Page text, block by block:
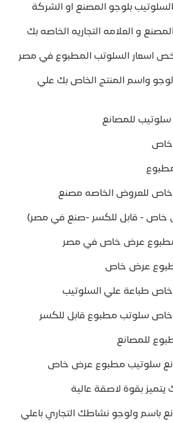
بلوجو المصنع او الشركة
و العلامه التجاريه الخاصه بك
اسعار السلوتب المطبوع في مصر
واسم المنتج الخاص بك علي
للمصانع
خاص
للعروض الخاصه مصنع
خاص - قابل للكسر -صنع في مصر)
مطبوع عرض خاص في مصر
عرض خاص
طباعة علي السلوتيب
سلوتب مطبوع قابل للكسر
للمصانع
سلوتيب مطبوع عرض خاص
بقوة لاصقة عالية
باسم ولوجو نشاطك التجاري باعلي